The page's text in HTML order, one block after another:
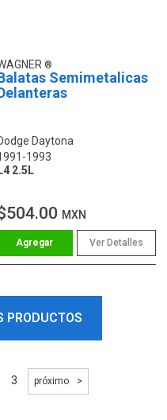
Semimetalicas
Daytona
1993
L4 2.5L
MXN
Ver Detalles
PRODUCTOS
3 próximo